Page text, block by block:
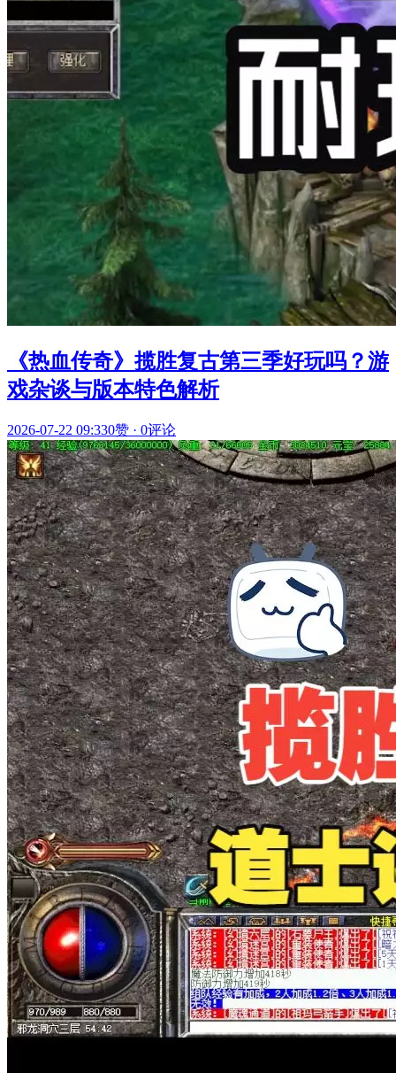
《热血传奇》揽胜复古第三季好玩吗？游
戏杂谈与版本特色解析
2026-07-22 09:330赞 · 0评论